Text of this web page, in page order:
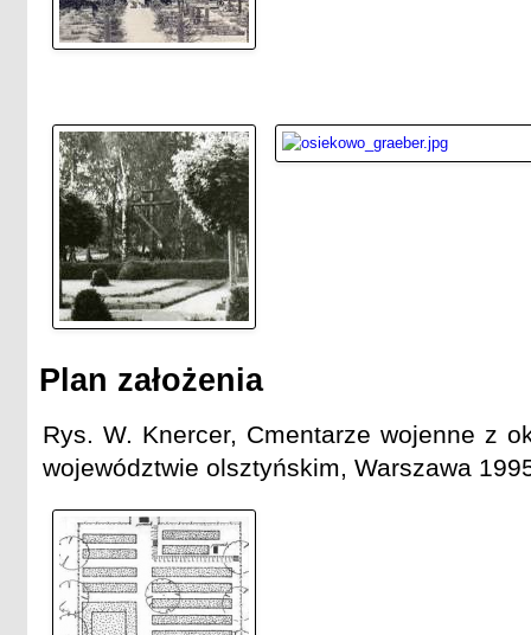
Plan założenia
Rys. W. Knercer, Cmentarze wojenne z
województwie olsztyńskim, Warszawa